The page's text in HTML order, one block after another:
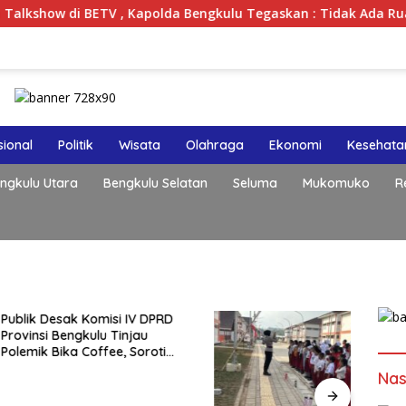
di BETV , Kapolda Bengkulu Tegaskan : Tidak Ada Ruang Bagi
Politik Wisata Olahraga Ekonomi
Utara Bengkulu Selatan Seluma Mukomuko
Komisi IV DPRD
Tinjau
Coffee, Soroti
Konsep